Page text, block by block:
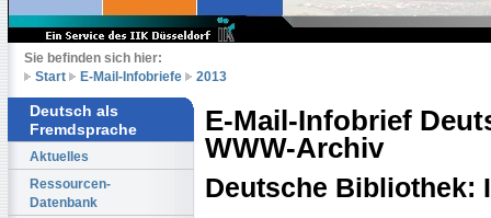
Sie befinden sich hier:
Start
E-Mail-Infobriefe 2013
Deutsch als
Fremdsprache
Aktuelles
Ressourcen-
Datenbank
E-Mail-Infobrief
WWW-Archiv
Deutsche Bibliothek: